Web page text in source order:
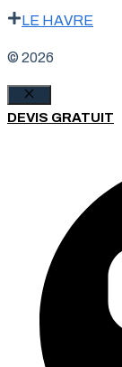
LE HAVRE
© 2026
Fermer
DEVIS GRATUIT